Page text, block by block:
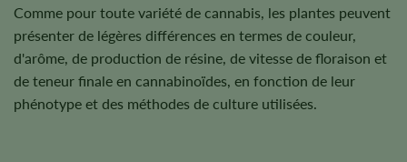
Comme pour toute variété de cannabis, les plantes peuvent
présenter de légères différences en termes de couleur,
d'arôme, de production de résine, de vitesse de floraison et
de teneur finale en cannabinoïdes, en fonction de leur
phénotype et des méthodes de culture utilisées.